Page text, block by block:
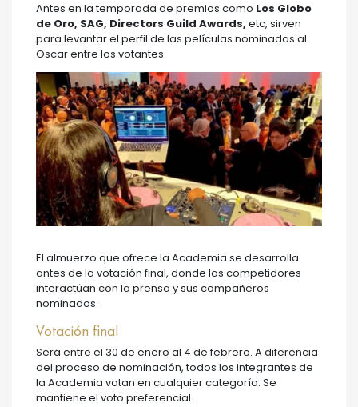
Antes en la temporada de premios como Los Globo
de Oro, SAG, Directors Guild Awards, etc, sirven
para levantar el perfil de las películas nominadas al
Oscar entre los votantes.
El almuerzo que ofrece la Academia se desarrolla
antes de la votación final, donde los competidores
interactúan con la prensa y sus compañeros
nominados.
Votación final
Será entre el 30 de enero al 4 de febrero. A diferencia
del proceso de nominación, todos los integrantes de
la Academia votan en cualquier categoría. Se
mantiene el voto preferencial.